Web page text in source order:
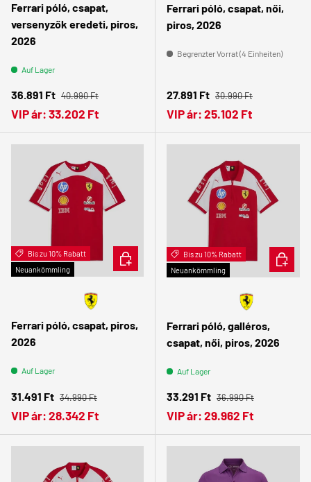
Ferrari póló, csapat,
versenyzők eredeti, piros,
2026
Auf Lager
Verkaufspreis
36.891 Ft Normaler Preis
40.990 Ft
VIP ár: 33.202 Ft
Ferrari póló, csapat, női,
piros, 2026
Begrenzter Vorrat (4 Einheiten)
Verkaufspreis
27.891 Ft Normaler Preis
30.990 Ft
VIP ár: 25.102 Ft
Bis zu 10% Rabatt
Neuankömmling
Ferrari póló, csapat, piros,
2026
Auf Lager
Verkaufspreis
31.491 Ft Normaler Preis
34.990 Ft
VIP ár: 28.342 Ft
OPTIONEN AUSWÄHLEN
Bis zu 10% Rabatt
Neuankömmling
👩 Női
Ferrari póló, galléros,
csapat, női, piros, 2026
Auf Lager
Verkaufspreis
33.291 Ft Normaler Preis
36.990 Ft
VIP ár: 29.962 Ft